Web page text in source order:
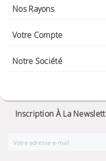
Nos Rayons
Votre Compte
Notre Société
Inscription À La